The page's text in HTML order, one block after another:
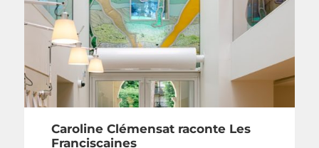
Caroline Clémensat raconte Les
Franciscaines